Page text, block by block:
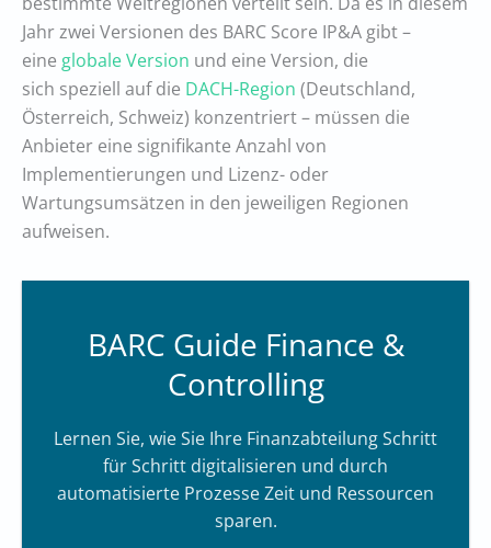
Jahr zwei Versionen des BARC Score IP&A gibt –
eine globale Version und eine Version, die
sich speziell auf die DACH-Region (Deutschland,
Österreich, Schweiz) konzentriert – müssen die
Anbieter eine signifikante Anzahl von
Implementierungen und Lizenz- oder
Wartungsumsätzen in den jeweiligen Regionen
aufweisen.
BARC Guide Finance &
Controlling
Lernen Sie, wie Sie Ihre Finanzabteilung Schritt
für Schritt digitalisieren und durch
automatisierte Prozesse Zeit und Ressourcen
sparen.